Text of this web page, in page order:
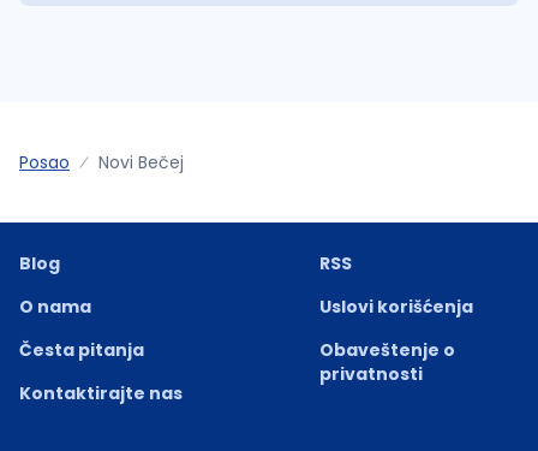
Posao Novi Bečej
Blog
O nama
Česta pitanja
Kontaktirajte nas
RSS
Uslovi korišćenja
Obaveštenje o
privatnosti